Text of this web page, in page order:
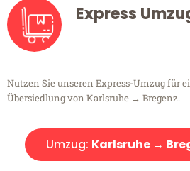
Express
Nutzen Sie unseren Express-Umzug für
Übersiedlung von Karlsruhe → Bregenz.
Umzug: Karlsruhe →